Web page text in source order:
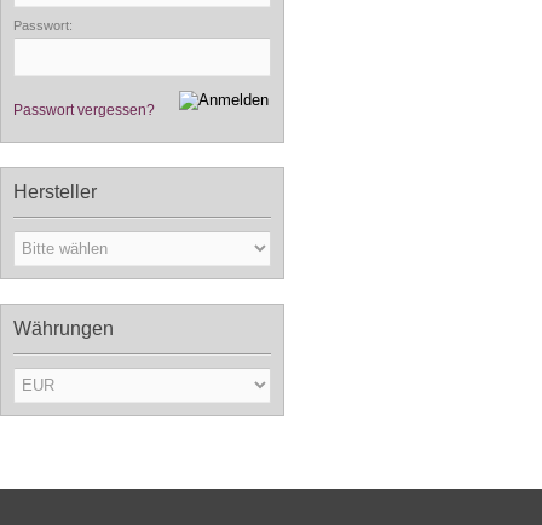
Passwort:
Passwort vergessen?
Hersteller
Währungen